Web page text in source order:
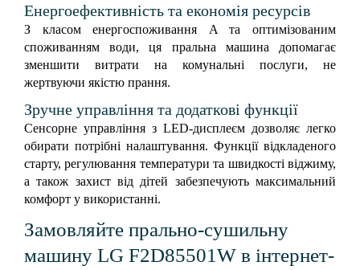
Енергоефективність та економія ресурсів
З класом енергоспоживання A та оптимізованим
споживанням води, ця пральна машина допомагає
зменшити витрати на комунальні послуги, не
жертвуючи якістю прання.
Зручне управління та додаткові функції
Сенсорне управління з LED-дисплеєм дозволяє легко
обирати потрібні налаштування. Функції відкладеного
старту, регулювання температури та швидкості віджиму,
а також захист від дітей забезпечують максимальний
комфорт у використанні.
Замовляйте прально-сушильну
машину LG F2D85501W в інтернет-